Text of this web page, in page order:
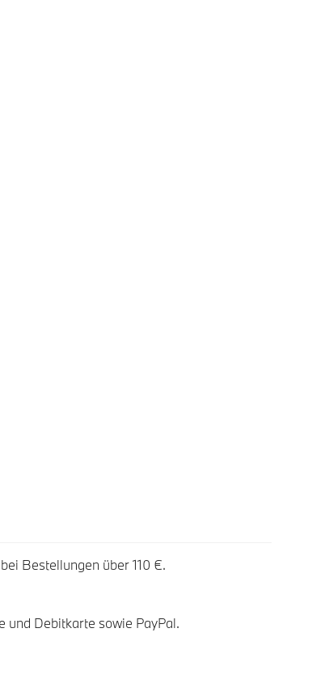
Bestellungen über 110 €.
und Debitkarte sowie PayPal.